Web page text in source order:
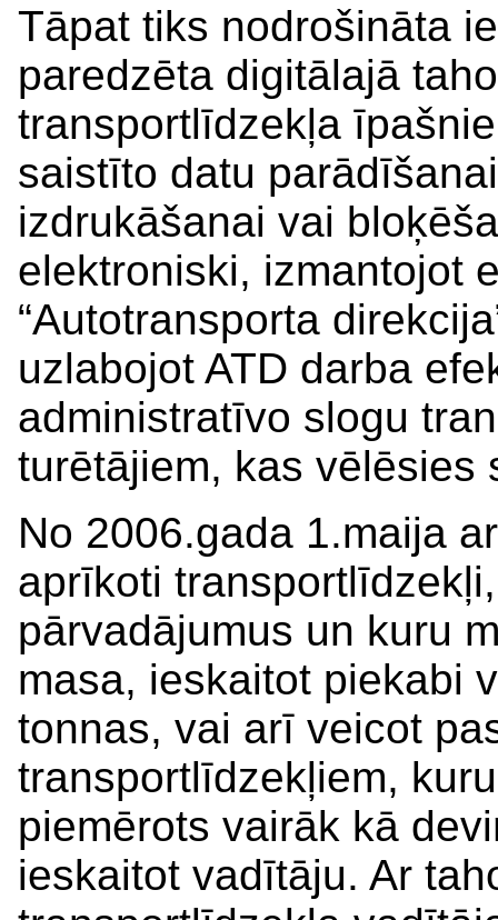
Tāpat tiks nodrošināta
paredzēta digitālajā
transportlīdzekļa
saistīto datu
izdrukāšanai vai
elektroniski, izmantojot
“Autotransporta
uzlabojot ATD darba
administratīvo slogu
turētājiem, kas vēlēsies
No 2006.gada 1.maija
aprīkoti
pārvadājumus un kuru
masa, ieskaitot piekabi
tonnas, vai arī veicot
transportlīdzekļiem,
piemērots vairāk kā
ieskaitot vadītāju. Ar